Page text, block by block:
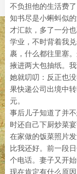
不负担他的生活费
知书尽是小蝌蚪似
才汇款，多了一分
学业，不时背着我
裹，什么都往里塞
掖进两大包抽纸。
她就叨叨：反正也
果快递公司出境中
元。
事后儿子知道了并
时还自己下厨炒菜
在家做的饭菜照片
比我还好。前一段
个电话。妻子又开
现在肯定有什么原